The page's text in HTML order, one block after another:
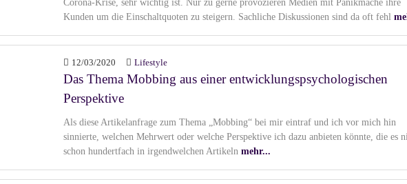
Kunden um die Einschaltquoten zu steigern. Sachliche Diskussionen sind da oft fehl
12/03/2020 Lifestyle
Das Thema Mobbing aus einer entwicklungspsychologischen
Perspektive
Als diese Artikelanfrage zum Thema „Mobbing“ bei mir eintraf und ich vor mich hin
sinnierte, welchen Mehrwert oder welche Perspektive ich dazu anbieten könnte, die es
schon hundertfach in irgendwelchen Artikeln mehr...